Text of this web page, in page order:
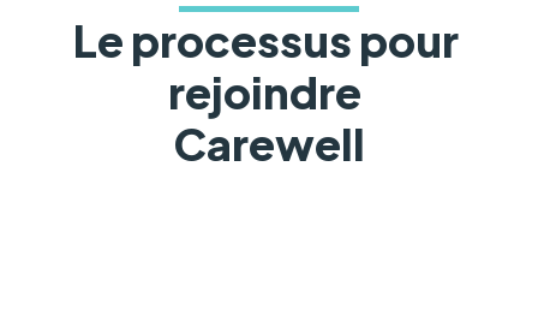
Le processus pour
rejoindre
Carewell